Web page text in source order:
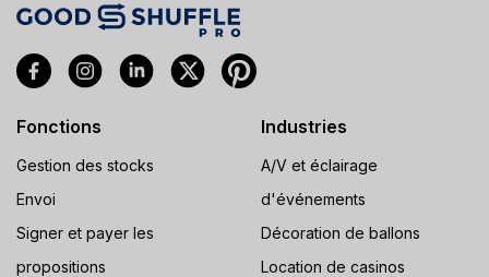
Fonctions
Gestion des stocks
Envoi
Signer et payer les
propositions
Industries
A/V et éclairage
d'événements
Décoration de ballons
Location de casinos